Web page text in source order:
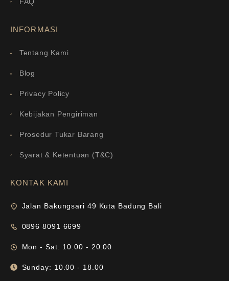
INFORMASI
Tentang Kami
Blog
Privacy Policy
Kebijakan Pengiriman
Prosedur Tukar Barang
Syarat & Ketentuan (T&C)
KONTAK KAMI
Jalan Bakungsari 49 Kuta Badung Bali
0896 8091 6699
Mon - Sat: 10:00 - 20:00
Sunday: 10.00 - 18.00